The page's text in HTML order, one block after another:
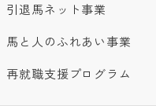
引退馬ネット事業
馬と人のふれあい事業
再就職支援プログラム